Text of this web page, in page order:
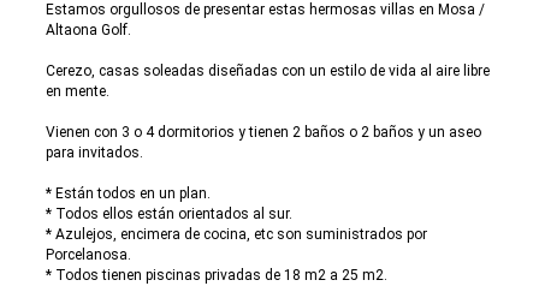
Estamos orgullosos de presentar estas hermosas villas en Mosa /
Altaona Golf.
Cerezo, casas soleadas diseñadas con un estilo de vida al aire libre
en mente.
Vienen con 3 o 4 dormitorios y tienen 2 baños o 2 baños y un aseo
para invitados.
* Están todos en un plan.
* Todos ellos están orientados al sur.
* Azulejos, encimera de cocina, etc son suministrados por
Porcelanosa.
* Todos tienen piscinas privadas de 18 m2 a 25 m2.